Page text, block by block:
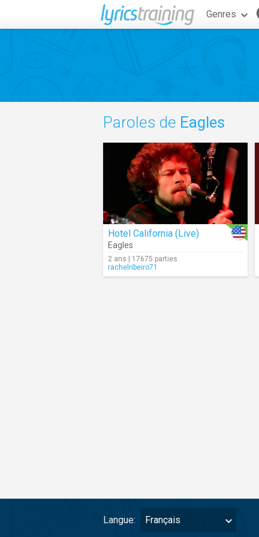
Genres
Paroles de Eagles
Hotel California (Live)
Eagles
2 ans | 17675 parties
rachelribeiro71
Langue: Français